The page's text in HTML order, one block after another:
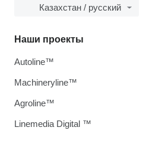
Казахстан / русский
Наши проекты
Autoline™
Machineryline™
Agroline™
Linemedia Digital ™